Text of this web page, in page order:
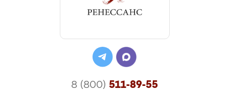
8 (800) 511-89-55